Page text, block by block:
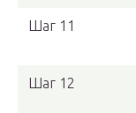
Шаг 11
Шаг 12